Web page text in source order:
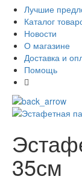
Лучшие
Каталог
Новости
О магазине
Доставка и
Помощь
35см